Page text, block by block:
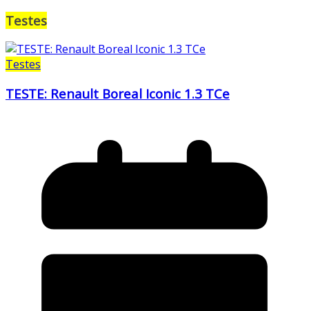
Testes
Testes
TESTE: Renault Boreal Iconic 1.3 TCe